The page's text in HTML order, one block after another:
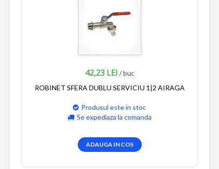
42,23 LEI / buc
ROBINET SFERA DUBLU SERVICIU 1|2 AIRAGA
Produsul este in stoc
Se expediaza la comanda
ADAUGA IN COS